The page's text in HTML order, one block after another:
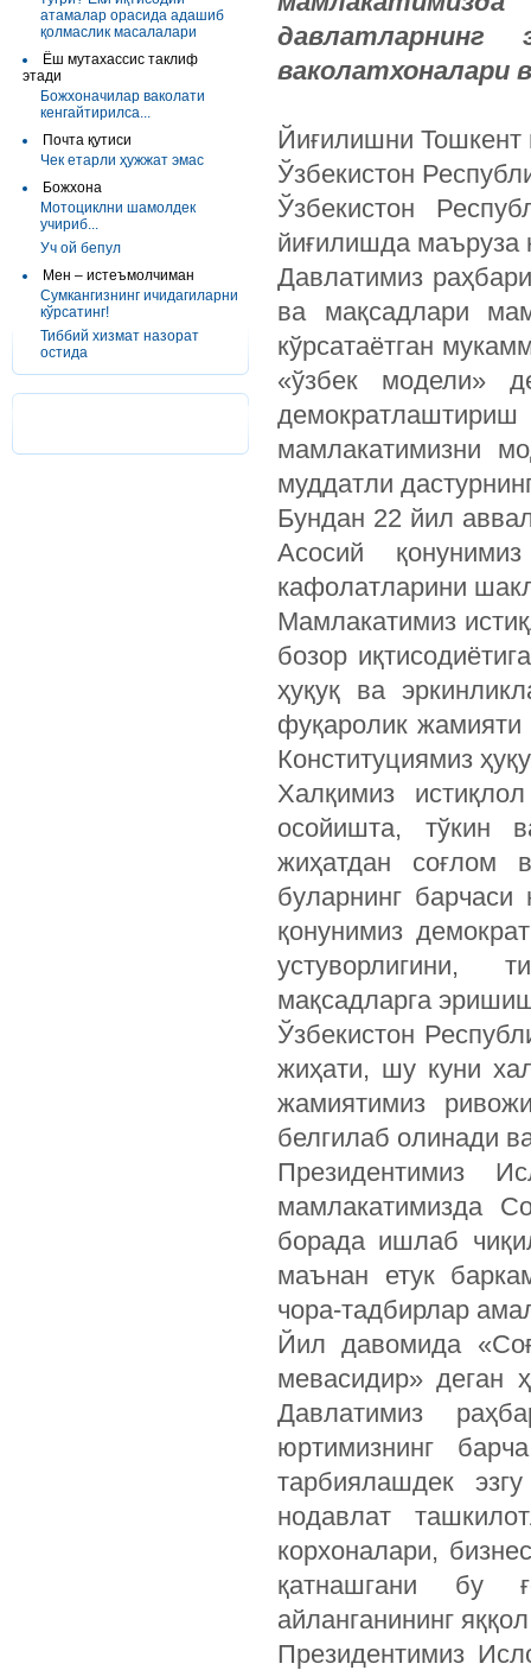
атамалар орасида адашиб
қолмаслик масалалари
Ёш мутахассис таклиф
этади
Божхоначилар ваколати
кенгайтирилса...
Почта қутиси
Чек етарли ҳужжат эмас
Божхона
Мотоциклни шамолдек
учириб...
Уч ой бепул
Мен – истеъмолчиман
Сумкангизнинг ичидагиларни
кўрсатинг!
Тиббий хизмат назорат
остида
давлатларнинг
ваколатхоналари
Йиғилишни Тошкент
Ўзбекистон
Ўзбекистон
йиғилишда маъруза
Давлатимиз
ва мақсадлари
кўрсатаётган
«ўзбек модели»
демократлаштириш
мамлакатимизни
муддатли
Бундан 22 йил
Асосий
кафолатларини
Мамлакатимиз
бозор
ҳуқуқ ва
фуқаролик
Конституциямиз
Халқимиз
осойишта, тўкин
жиҳатдан соғлом
буларнинг барчаси
қонунимиз
устуворлигини,
мақсадларга
Ўзбекистон
жиҳати, шу куни
жамиятимиз
белгилаб олинади
Президентимиз
мамлакатимизда
борада ишлаб
маънан етук
чора-тадбирлар
Йил давомида
мевасидир» деган
Давлатимиз
юртимизнинг
тарбиялашдек
нодавлат
корхоналари,
қатнашгани бу
айланганининг
Президентимиз